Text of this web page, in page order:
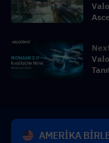
AMERİKA